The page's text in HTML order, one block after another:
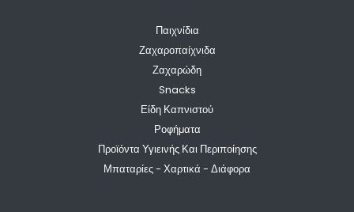
Παιχνίδια
Ζαχαροπαίχνιδα
Ζαχαρώδη
Snacks
Είδη Καπνιστού
Ροφήματα
Προϊόντα Υγιεινής Και Περιποίησης
Μπαταρίες - Χαρτικά - Διάφορα